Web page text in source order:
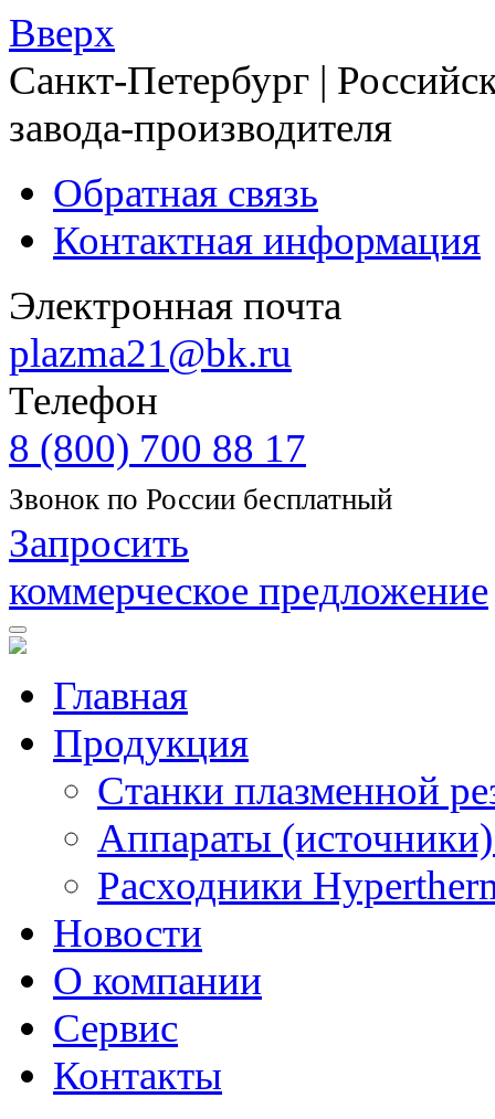
Вверх
Санкт-Петербург |
завода-производителя
Обратная связь
Контактная информация
Электронная почта
plazma21@bk.ru
Телефон
8 (800) 700 88 17
Звонок по России бесплатный
Запросить
коммерческое предложение
Главная
Продукция
Станки плазменной
Аппараты
Расходники
Новости
О компании
Сервис
Контакты